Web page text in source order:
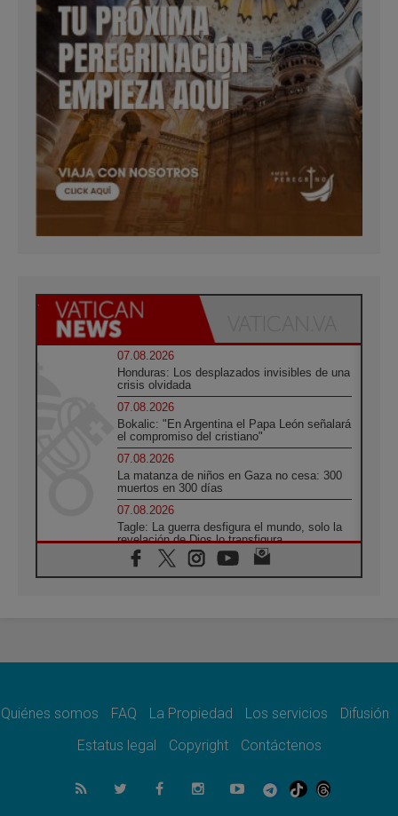
07.08.2026
Honduras: Los desplazados invisibles de una
crisis olvidada
07.08.2026
Bokalic: "En Argentina el Papa León señalará
el compromiso del cristiano"
07.08.2026
La matanza de niños en Gaza no cesa: 300
muertos en 300 días
07.08.2026
Tagle: La guerra desfigura el mundo, solo la
revelación de Dios lo transfigura
07.08.2026
Presentada la Trienal de Arte de las
espacio público
Lanzan un proyecto de empoderamiento
07.08.2026
Programa oficial del Viaje Apostólico del
Quiénes somos FAQ La Propiedad Los servicios
Difusión
Estatus legal
Copyright Contáctenos